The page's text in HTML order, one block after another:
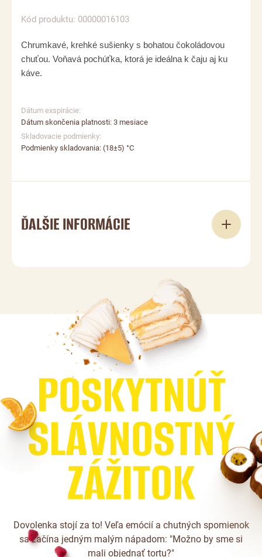
Kód produktu: 00000016103
Chrumkavé, krehké sušienky s bohatou čokoládovou
chuťou. Voňavá pochúťka, ktorá je ideálna k čaju aj ku
káve.
Dátum exspirácie:
Dátum skončenia platnosti: 3 mesiace
Skladovacie podmienky:
Podmienky skladovania: (18±5) °C
ĎALŠIE INFORMÁCIE
POSKYTNÚŤ
SLÁVNOSTNÝ
ZÁŽITOK
Dovolenka stojí za to! Veľa emócií a chutných spomienok
sa začína jedným malým nápadom: "Možno by sme si
mali objednať tortu?"